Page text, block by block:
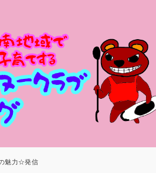
魅力☆発信